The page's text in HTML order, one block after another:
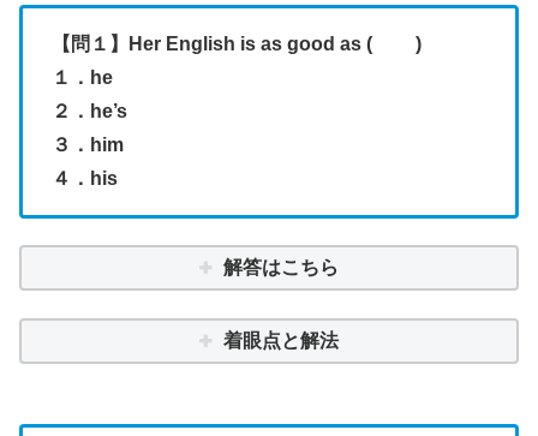
【問１】Her English is as good as ( )
１．he
２．he’s
３．him
４．his
解答はこちら
着眼点と解法